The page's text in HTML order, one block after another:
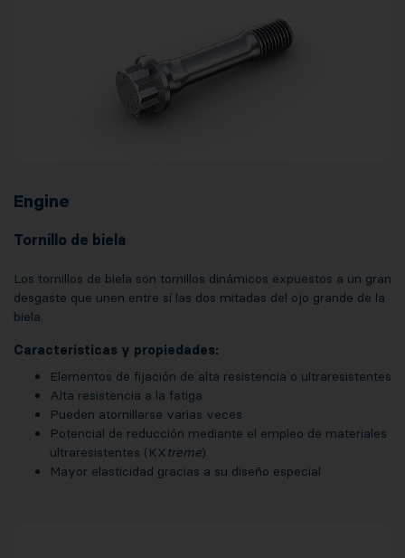
Engine
Tornillo de biela
Los tornillos de biela son tornillos dinámicos expuestos a un gran
desgaste que unen entre sí las dos mitadas del ojo grande de la
biela.
Características y propiedades:
Elementos de fijación de alta resistencia o ultraresistentes
Alta resistencia a la fatiga
Pueden atornillarse varias veces
Potencial de reducción mediante el empleo de materiales
ultraresistentes (KXtreme)
Mayor elasticidad gracias a su diseño especial